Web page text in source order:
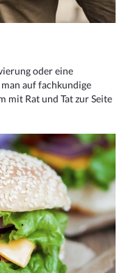
oder eine
auf fachkundige
mit Rat und Tat zur Seite